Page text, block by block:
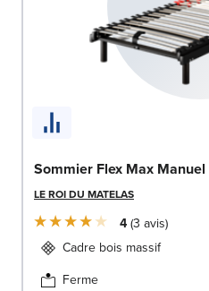
Sommier Flex Max Manuel
LE ROI DU MATELAS
4 3 avis
Cadre bois massif
Ferme